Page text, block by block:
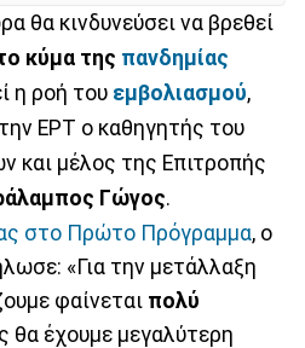
θα κινδυνεύσει να βρεθεί
κύμα της πανδημίας
η ροή του εμβολιασμού,
ΕΡΤ ο καθηγητής του
και μέλος της Επιτροπής
Γώγος.
στο Πρώτο Πρόγραμμα, ο
«Για την μετάλλαξη
φαίνεται πολύ
θα έχουμε μεγαλύτερη